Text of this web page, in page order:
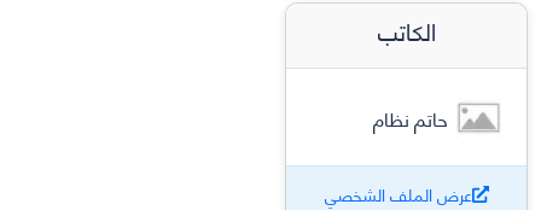
الكاتب
حاتم نظام
عرض الملف الشخصي